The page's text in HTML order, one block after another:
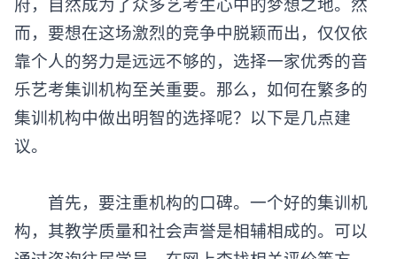
府，自然成为了众多艺考生心中的梦想之地。然
而，要想在这场激烈的竞争中脱颖而出，仅仅依
靠个人的努力是远远不够的，选择一家优秀的音
乐艺考集训机构至关重要。那么，如何在繁多的
集训机构中做出明智的选择呢？以下是几点建
议。
首先，要注重机构的口碑。一个好的集训机
构，其教学质量和社会声誉是相辅相成的。可以